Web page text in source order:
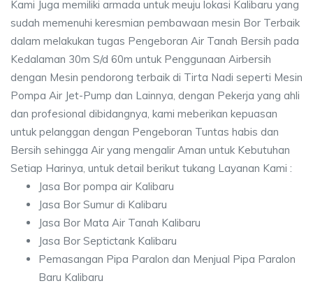
Kami Juga memiliki armada untuk meuju lokasi Kalibaru yang
sudah memenuhi keresmian pembawaan mesin Bor Terbaik
dalam melakukan tugas Pengeboran Air Tanah Bersih pada
Kedalaman 30m S/d 60m untuk Penggunaan Airbersih
dengan Mesin pendorong terbaik di Tirta Nadi seperti Mesin
Pompa Air Jet-Pump dan Lainnya, dengan Pekerja yang ahli
dan profesional dibidangnya, kami meberikan kepuasan
untuk pelanggan dengan Pengeboran Tuntas habis dan
Bersih sehingga Air yang mengalir Aman untuk Kebutuhan
Setiap Harinya, untuk detail berikut tukang Layanan Kami :
Jasa Bor pompa air Kalibaru
Jasa Bor Sumur di Kalibaru
Jasa Bor Mata Air Tanah Kalibaru
Jasa Bor Septictank Kalibaru
Pemasangan Pipa Paralon dan Menjual Pipa Paralon
Baru Kalibaru